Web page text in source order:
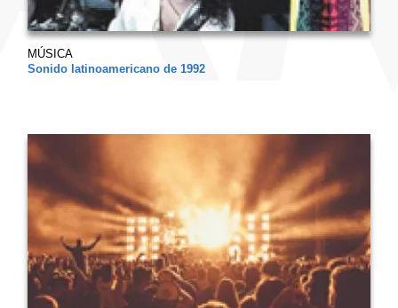
MÚSICA
Sonido latinoamericano de 1992